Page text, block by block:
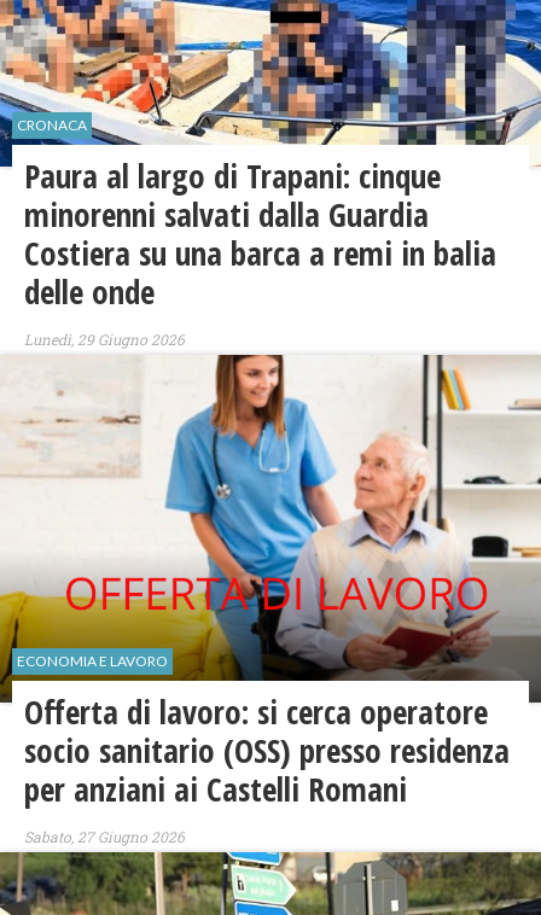
CRONACA
Paura al largo di Trapani: cinque
minorenni salvati dalla Guardia
Costiera su una barca a remi in balia
delle onde
Lunedì, 29 Giugno 2026
ECONOMIA E LAVORO
Offerta di lavoro: si cerca operatore
socio sanitario (OSS) presso residenza
per anziani ai Castelli Romani
Sabato, 27 Giugno 2026